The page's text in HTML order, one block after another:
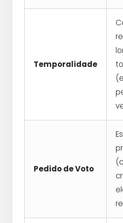
Temporalidade
Pedido de Voto